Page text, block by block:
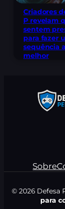
Criadores
P revelam
sentem
para fazer
sequência
melhor
Sobre
© 2026 Defesa
para